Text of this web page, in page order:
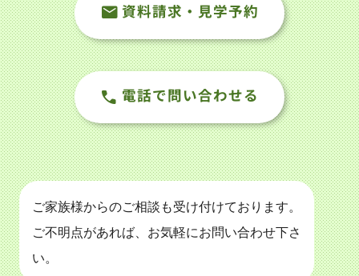
資料請求・見学予約
電話で問い合わせる
ご家族様からのご相談も受け付けております。
ご不明点があれば、お気軽にお問い合わせ下さ
い。